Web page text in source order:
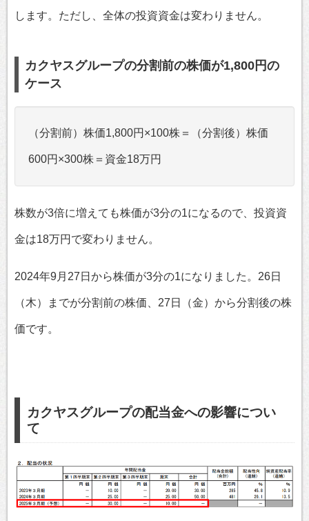
します。ただし、全体の投資資金は変わりません。
カクヤスグループの分割前の株価が1,800円の
ケース
（分割前）株価1,800円×100株＝（分割後）株価
600円×300株＝資金18万円
株数が3倍に増えても株価が3分の1になるので、投資資
金は18万円で変わりません。
2024年9月27日から株価が3分の1になりました。26日
（木）までが分割前の株価、27日（金）から分割後の株
価です。
カクヤスグループの配当金への影響につい
て